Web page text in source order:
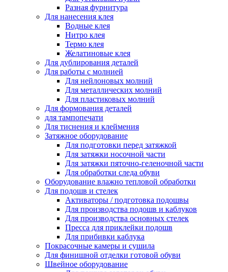
Разная фурнитура
Для нанесения клея
Водные клея
Нитро клея
Термо клея
Желатиновые клея
Для дублирования деталей
Для работы с молнией
Для нейлоновых молний
Для металлических молний
Для пластиковых молний
Для формования деталей
для тампопечати
Для тиснения и клеймения
Затяжное оборудование
Для подготовки перед затяжкой
Для затяжки носочной части
Для затяжки пяточно-геленочной части
Для обработки следа обуви
Оборудование влажно тепловой обработки
Для подошв и стелек
Активаторы / подготовка подошвы
Для производства подошв и каблуков
Для производства основных стелек
Пресса для приклейки подошв
Для прибивки каблука
Покрасочные камеры и сушила
Для финишной отделки готовой обуви
Швейное оборудование